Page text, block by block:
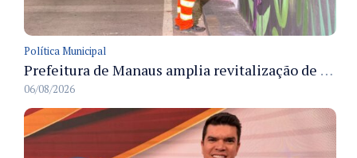
Política Municipal
Prefeitura de Manaus amplia revitalização de viadutos com pintura em grafite e instalação de LED
06/08/2026